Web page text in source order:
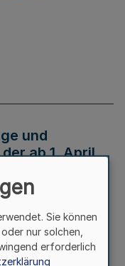
und
ab 1. April
Sie können
nur solchen,
erforderlich